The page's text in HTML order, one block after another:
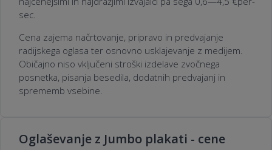
sec.
Cena zajema načrtovanje, pripravo in predvajanje
radijskega oglasa ter osnovno usklajevanje z medijem.
Običajno niso vključeni stroški izdelave zvočnega
posnetka, pisanja besedila, dodatnih predvajanj in
sprememb vsebine.
Oglaševanje z Jumbo plakati - cene